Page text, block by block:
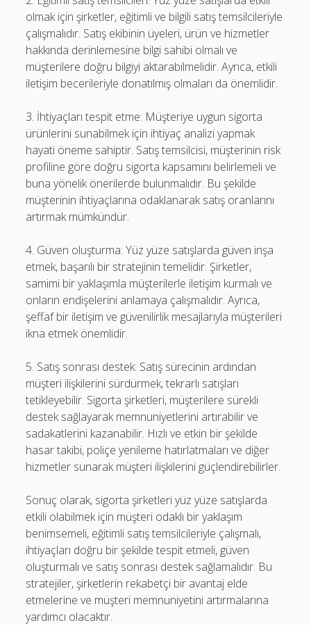
olmak için şirketler, eğitimli ve bilgili satış temsilcileriyle
çalışmalıdır. Satış ekibinin üyeleri, ürün ve hizmetler
hakkında derinlemesine bilgi sahibi olmalı ve
müşterilere doğru bilgiyi aktarabilmelidir. Ayrıca, etkili
iletişim becerileriyle donatılmış olmaları da önemlidir.
3. İhtiyaçları tespit etme: Müşteriye uygun sigorta
ürünlerini sunabilmek için ihtiyaç analizi yapmak
hayati öneme sahiptir. Satış temsilcisi, müşterinin risk
profiline göre doğru sigorta kapsamını belirlemeli ve
buna yönelik önerilerde bulunmalıdır. Bu şekilde
müşterinin ihtiyaçlarına odaklanarak satış oranlarını
artırmak mümkündür.
4. Güven oluşturma: Yüz yüze satışlarda güven inşa
etmek, başarılı bir stratejinin temelidir. Şirketler,
samimi bir yaklaşımla müşterilerle iletişim kurmalı ve
onların endişelerini anlamaya çalışmalıdır. Ayrıca,
şeffaf bir iletişim ve güvenilirlik mesajlarıyla müşterileri
ikna etmek önemlidir.
5. Satış sonrası destek: Satış sürecinin ardından
müşteri ilişkilerini sürdürmek, tekrarlı satışları
tetikleyebilir. Sigorta şirketleri, müşterilere sürekli
destek sağlayarak memnuniyetlerini artırabilir ve
sadakatlerini kazanabilir. Hızlı ve etkin bir şekilde
hasar takibi, poliçe yenileme hatırlatmaları ve diğer
hizmetler sunarak müşteri ilişkilerini güçlendirebilirler.
Sonuç olarak, sigorta şirketleri yüz yüze satışlarda
etkili olabilmek için müşteri odaklı bir yaklaşım
benimsemeli, eğitimli satış temsilcileriyle çalışmalı,
ihtiyaçları doğru bir şekilde tespit etmeli, güven
oluşturmalı ve satış sonrası destek sağlamalıdır. Bu
stratejiler, şirketlerin rekabetçi bir avantaj elde
etmelerine ve müşteri memnuniyetini artırmalarına
yardımcı olacaktır.